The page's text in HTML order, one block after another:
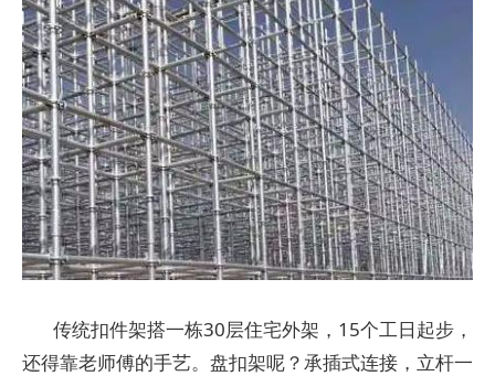
传统扣件架搭一栋30层住宅外架，15个工日起步，
还得靠老师傅的手艺。盘扣架呢？承插式连接，立杆一